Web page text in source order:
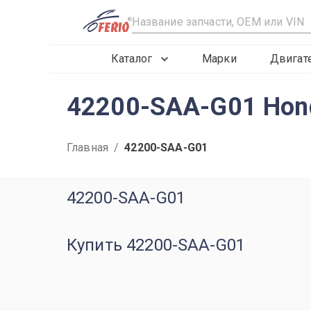
R
Каталог Марки
42200-SAA-G01
Главная / 42200-SAA-G01
42200-SAA-G01
Купить 42200-SAA-G01